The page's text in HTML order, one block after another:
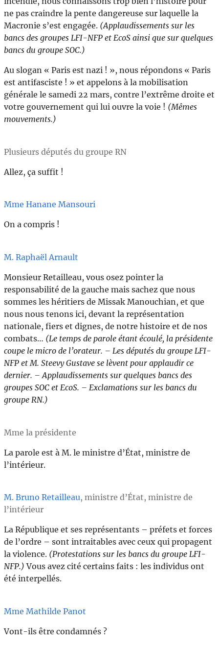
ne pas craindre la pente dangereuse sur laquelle la
Macronie s’est engagée. (Applaudissements sur les
bancs des groupes LFI-NFP et EcoS ainsi que sur quelques
bancs du groupe SOC.)
Au slogan « Paris est nazi ! », nous répondons « Paris
est antifasciste ! » et appelons à la mobilisation
générale le samedi 22 mars, contre l’extrême droite et
votre gouvernement qui lui ouvre la voie ! (Mêmes
mouvements.)
Plusieurs députés du groupe RN
Allez, ça suffit !
Mme Hanane Mansouri
On a compris !
M. Raphaël Arnault
Monsieur Retailleau, vous osez pointer la
responsabilité de la gauche mais sachez que nous
sommes les héritiers de Missak Manouchian, et que
nous nous tenons ici, devant la représentation
nationale, fiers et dignes, de notre histoire et de nos
combats… (Le temps de parole étant écoulé, la présidente
coupe le micro de l’orateur. – Les députés du groupe LFI-
NFP et M. Steevy Gustave se lèvent pour applaudir ce
dernier. – Applaudissements sur quelques bancs des
groupes SOC et EcoS. – Exclamations sur les bancs du
groupe RN.)
Mme la présidente
La parole est à M. le ministre d’État, ministre de
l’intérieur.
M. Bruno Retailleau, ministre d’État, ministre de
l’intérieur
La République et ses représentants – préfets et forces
de l’ordre – sont intraitables avec ceux qui propagent
la violence. (Protestations sur les bancs du groupe LFI-
NFP.) Vous avez cité certains faits : les individus ont
été interpellés.
Mme Mathilde Panot
Vont-ils être condamnés ?